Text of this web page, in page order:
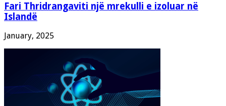
Fari Thridrangaviti një mrekulli e izoluar në
Islandë
January, 2025